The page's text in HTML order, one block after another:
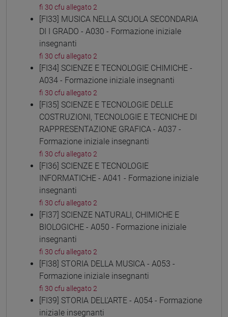
fi 30 cfu allegato 2
[FI33] MUSICA NELLA SCUOLA SECONDARIA
DI I GRADO - A030 - Formazione iniziale
insegnanti
fi 30 cfu allegato 2
[FI34] SCIENZE E TECNOLOGIE CHIMICHE -
A034 - Formazione iniziale insegnanti
fi 30 cfu allegato 2
[FI35] SCIENZE E TECNOLOGIE DELLE
COSTRUZIONI, TECNOLOGIE E TECNICHE DI
RAPPRESENTAZIONE GRAFICA - A037 -
Formazione iniziale insegnanti
fi 30 cfu allegato 2
[FI36] SCIENZE E TECNOLOGIE
INFORMATICHE - A041 - Formazione iniziale
insegnanti
fi 30 cfu allegato 2
[FI37] SCIENZE NATURALI, CHIMICHE E
BIOLOGICHE - A050 - Formazione iniziale
insegnanti
fi 30 cfu allegato 2
[FI38] STORIA DELLA MUSICA - A053 -
Formazione iniziale insegnanti
fi 30 cfu allegato 2
[FI39] STORIA DELL'ARTE - A054 - Formazione
iniziale insegnanti